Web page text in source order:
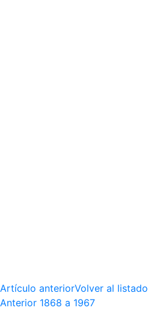
Artículo anteriorVolver al listado
Anterior 1868 a 1967